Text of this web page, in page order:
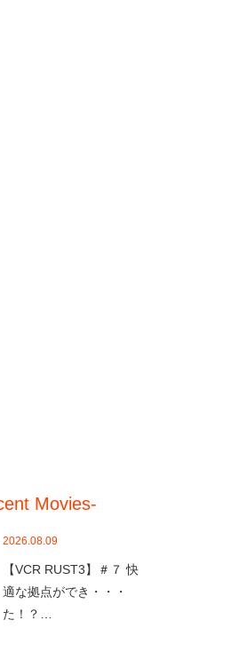
Movies-
2026.08.09
【VCR RUST3】＃７ 快
適な拠点ができ・・・
た！？…